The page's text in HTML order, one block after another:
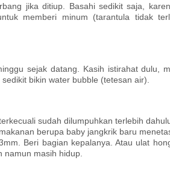
jika ditiup. Basahi sedikit saja,
memberi minum (tarantula tidak
sejak datang. Kasih istirahat dulu,
bikin water bubble (tetesan air).
sudah dilumpuhkan terlebih
berupa baby jangkrik baru
Beri bagian kepalanya. Atau ulat
masih hidup.